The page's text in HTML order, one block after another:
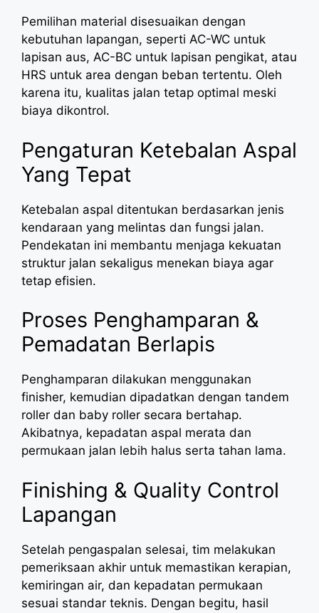
Pemilihan material disesuaikan dengan
kebutuhan lapangan, seperti AC-WC untuk
lapisan aus, AC-BC untuk lapisan pengikat, atau
HRS untuk area dengan beban tertentu. Oleh
karena itu, kualitas jalan tetap optimal meski
biaya dikontrol.
Pengaturan Ketebalan Aspal
Yang Tepat
Ketebalan aspal ditentukan berdasarkan jenis
kendaraan yang melintas dan fungsi jalan.
Pendekatan ini membantu menjaga kekuatan
struktur jalan sekaligus menekan biaya agar
tetap efisien.
Proses Penghamparan &
Pemadatan Berlapis
Penghamparan dilakukan menggunakan
finisher, kemudian dipadatkan dengan tandem
roller dan baby roller secara bertahap.
Akibatnya, kepadatan aspal merata dan
permukaan jalan lebih halus serta tahan lama.
Finishing & Quality Control
Lapangan
Setelah pengaspalan selesai, tim melakukan
pemeriksaan akhir untuk memastikan kerapian,
kemiringan air, dan kepadatan permukaan
sesuai standar teknis. Dengan begitu, hasil